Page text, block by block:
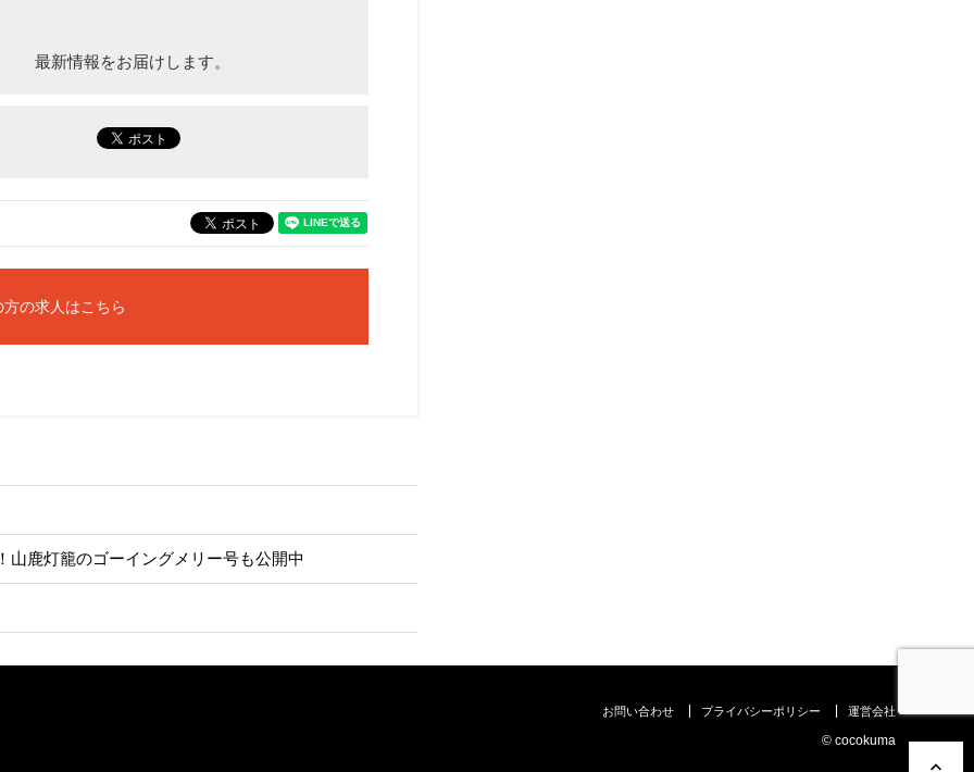
最新情報をお届けします。
の求人はこちら
鹿灯籠のゴーイングメリー号も公開中
お問い合わせ プライバシーポリシー 運営会社
©︎ cocokuma